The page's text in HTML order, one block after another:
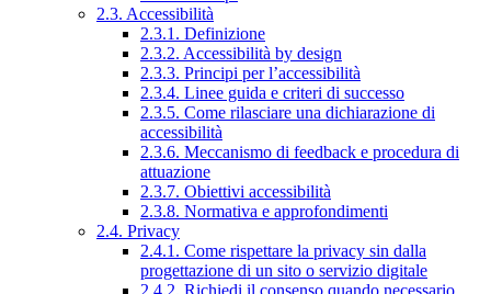
2.3. Accessibilità
2.3.1. Definizione
2.3.2. Accessibilità by design
2.3.3. Principi per l’accessibilità
2.3.4. Linee guida e criteri di successo
2.3.5. Come rilasciare una dichiarazione di
accessibilità
2.3.6. Meccanismo di feedback e procedura di
attuazione
2.3.7. Obiettivi accessibilità
2.3.8. Normativa e approfondimenti
2.4. Privacy
2.4.1. Come rispettare la privacy sin dalla
progettazione di un sito o servizio digitale
2.4.2. Richiedi il consenso quando necessario